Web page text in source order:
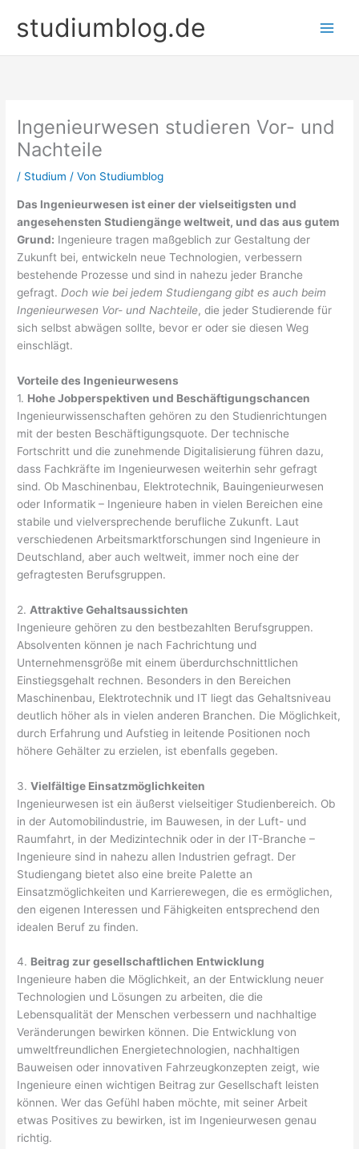
Inhaltstudiumblog.de
Ingenieurwesen studieren Vor- und
Nachteile
/ Studium / Von Studiumblog
Das Ingenieurwesen ist einer der vielseitigsten und
angesehensten Studiengänge weltweit, und das aus gutem
Grund: Ingenieure tragen maßgeblich zur Gestaltung der
Zukunft bei, entwickeln neue Technologien, verbessern
bestehende Prozesse und sind in nahezu jeder Branche
gefragt. Doch wie bei jedem Studiengang gibt es auch beim
Ingenieurwesen Vor- und Nachteile, die jeder Studierende für
sich selbst abwägen sollte, bevor er oder sie diesen Weg
einschlägt.
Vorteile des Ingenieurwesens
1. Hohe Jobperspektiven und Beschäftigungschancen
Ingenieurwissenschaften gehören zu den Studienrichtungen
mit der besten Beschäftigungsquote. Der technische
Fortschritt und die zunehmende Digitalisierung führen dazu,
dass Fachkräfte im Ingenieurwesen weiterhin sehr gefragt
sind. Ob Maschinenbau, Elektrotechnik, Bauingenieurwesen
oder Informatik – Ingenieure haben in vielen Bereichen eine
stabile und vielversprechende berufliche Zukunft. Laut
verschiedenen Arbeitsmarktforschungen sind Ingenieure in
Deutschland, aber auch weltweit, immer noch eine der
gefragtesten Berufsgruppen.
2. Attraktive Gehaltsaussichten
Ingenieure gehören zu den bestbezahlten Berufsgruppen.
Absolventen können je nach Fachrichtung und
Unternehmensgröße mit einem überdurchschnittlichen
Einstiegsgehalt rechnen. Besonders in den Bereichen
Maschinenbau, Elektrotechnik und IT liegt das Gehaltsniveau
deutlich höher als in vielen anderen Branchen. Die Möglichkeit,
durch Erfahrung und Aufstieg in leitende Positionen noch
höhere Gehälter zu erzielen, ist ebenfalls gegeben.
3.Vielfältige Einsatzmöglichkeiten
Ingenieurwesen ist ein äußerst vielseitiger Studienbereich. Ob
in der Automobilindustrie, im Bauwesen, in der Luft- und
Raumfahrt, in der Medizintechnik oder in der IT-Branche –
Ingenieure sind in nahezu allen Industrien gefragt. Der
Studiengang bietet also eine breite Palette an
Einsatzmöglichkeiten und Karrierewegen, die es ermöglichen,
den eigenen Interessen und Fähigkeiten entsprechend den
idealen Beruf zu finden.
4. Beitrag zur gesellschaftlichen Entwicklung
Ingenieure haben die Möglichkeit, an der Entwicklung neuer
Technologien und Lösungen zu arbeiten, die die
Lebensqualität der Menschen verbessern und nachhaltige
Veränderungen bewirken können. Die Entwicklung von
umweltfreundlichen Energietechnologien, nachhaltigen
Bauweisen oder innovativen Fahrzeugkonzepten zeigt, wie
Ingenieure einen wichtigen Beitrag zur Gesellschaft leisten
können. Wer das Gefühl haben möchte, mit seiner Arbeit
etwas Positives zu bewirken, ist im Ingenieurwesen genau
richtig.